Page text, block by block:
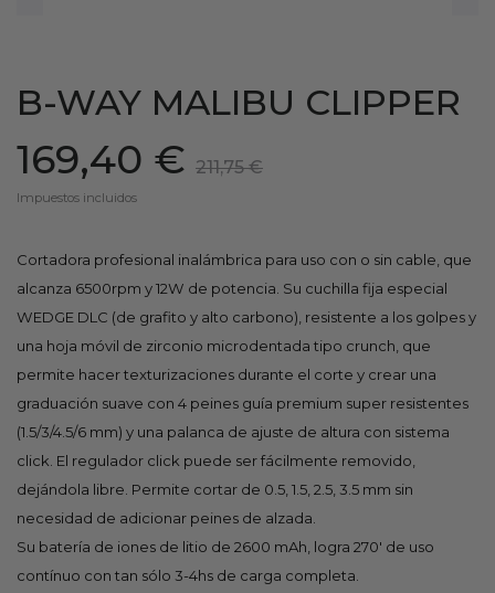
B-WAY MALIBU CLIPPER
169,40 € 211,75 €
Impuestos incluidos
Cortadora profesional inalámbrica para uso con o sin cable, que
alcanza 6500rpm y 12W de potencia. Su cuchilla fija especial
WEDGE DLC (de grafito y alto carbono), resistente a los golpes y
una hoja móvil de zirconio microdentada tipo crunch, que
permite hacer texturizaciones durante el corte y crear una
graduación suave con 4 peines guía premium super resistentes
(1.5/3/4.5/6 mm) y una palanca de ajuste de altura con sistema
click. El regulador click puede ser fácilmente removido,
dejándola libre. Permite cortar de 0.5, 1.5, 2.5, 3.5 mm sin
necesidad de adicionar peines de alzada.
Su batería de iones de litio de 2600 mAh, logra 270' de uso
contínuo con tan sólo 3-4hs de carga completa.